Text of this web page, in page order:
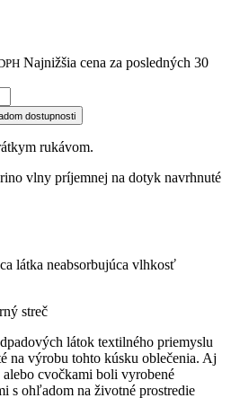
Najnižšia cena za posledných 30
dostupnosti
rukávom.
vlny príjemnej na dotyk navrhnuté
streč